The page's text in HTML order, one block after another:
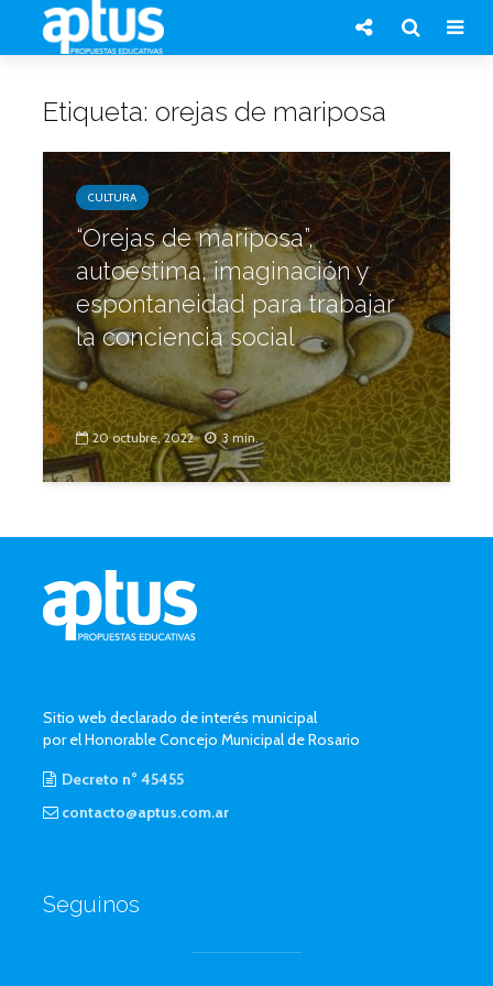
Etiqueta: orejas de mariposa
CULTURA
“Orejas de mariposa”,
autoestima, imaginación y
espontaneidad para trabajar
la conciencia social
20 octubre, 2022 3 min.
Sitio web declarado de interés municipal
por el Honorable Concejo Municipal de Rosario
Decreto n° 45455
contacto@aptus.com.ar
Seguinos